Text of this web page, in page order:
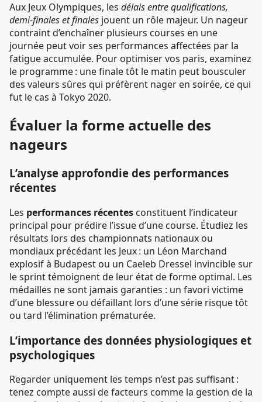
Aux Jeux Olympiques, les délais entre qualifications,
demi-finales et finales jouent un rôle majeur. Un nageur
contraint d’enchaîner plusieurs courses en une
journée peut voir ses performances affectées par la
fatigue accumulée. Pour optimiser vos paris, examinez
le programme : une finale tôt le matin peut bousculer
des valeurs sûres qui préfèrent nager en soirée, ce qui
fut le cas à Tokyo 2020.
Évaluer la forme actuelle des
nageurs
L’analyse approfondie des performances
récentes
Les performances récentes constituent l’indicateur
principal pour prédire l’issue d’une course. Étudiez les
résultats lors des championnats nationaux ou
mondiaux précédant les Jeux : un Léon Marchand
explosif à Budapest ou un Caeleb Dressel invincible sur
le sprint témoignent de leur état de forme optimal. Les
médailles ne sont jamais garanties : un favori victime
d’une blessure ou défaillant lors d’une série risque tôt
ou tard l’élimination prématurée.
L’importance des données physiologiques et
psychologiques
Regarder uniquement les temps n’est pas suffisant :
tenez compte aussi de facteurs comme la gestion de la